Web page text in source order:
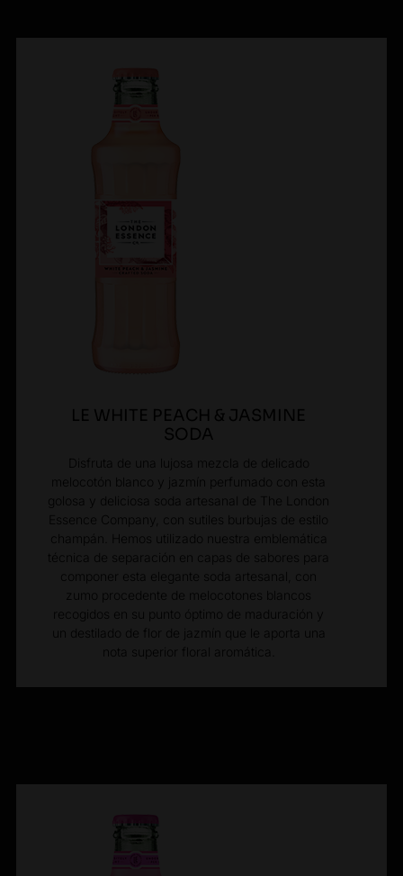
LE WHITE PEACH & JASMINE
SODA
Disfruta de una lujosa mezcla de delicado
melocotón blanco y jazmín perfumado con esta
golosa y deliciosa soda artesanal de The London
Essence Company, con sutiles burbujas de estilo
champán. Hemos utilizado nuestra emblemática
técnica de separación en capas de sabores para
componer esta elegante soda artesanal, con
zumo procedente de melocotones blancos
recogidos en su punto óptimo de maduración y
un destilado de flor de jazmín que le aporta una
nota superior floral aromática.